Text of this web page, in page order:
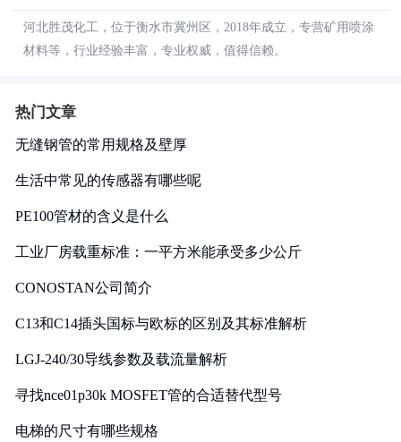
河北胜茂化工，位于衡水市冀州区，2018年成立，专营矿用喷涂
材料等，行业经验丰富，专业权威，值得信赖。
热门文章
无缝钢管的常用规格及壁厚
生活中常见的传感器有哪些呢
PE100管材的含义是什么
工业厂房载重标准：一平方米能承受多少公斤
CONOSTAN公司简介
C13和C14插头国标与欧标的区别及其标准解析
LGJ-240/30导线参数及载流量解析
寻找nce01p30k MOSFET管的合适替代型号
电梯的尺寸有哪些规格